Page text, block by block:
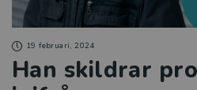
19 februari, 2024
Han skildrar